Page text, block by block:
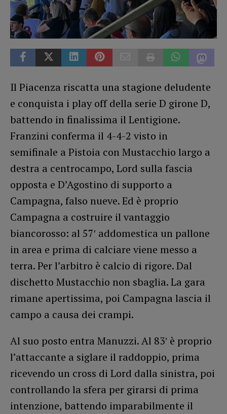
Il Piacenza riscatta una stagione deludente
e conquista i play off della serie D girone D,
battendo in finalissima il Lentigione.
Franzini conferma il 4-4-2 visto in
semifinale a Pistoia con Mustacchio largo a
destra a centrocampo, Lord sulla fascia
opposta e D’Agostino di supporto a
Campagna, falso nueve. Ed è proprio
Campagna a costruire il vantaggio
biancorosso: al 57′ addomestica un pallone
in area e prima di calciare viene messo a
terra. Per l’arbitro è calcio di rigore. Dal
dischetto Mustacchio non sbaglia. La gara
rimane apertissima, poi Campagna lascia il
campo a causa dei crampi.
Al suo posto entra Manuzzi. Al 83′ è proprio
l’attaccante a siglare il raddoppio, prima
ricevendo un cross di Lord dalla sinistra, poi
controllando la sfera per girarsi di prima
intenzione, battendo imparabilmente il